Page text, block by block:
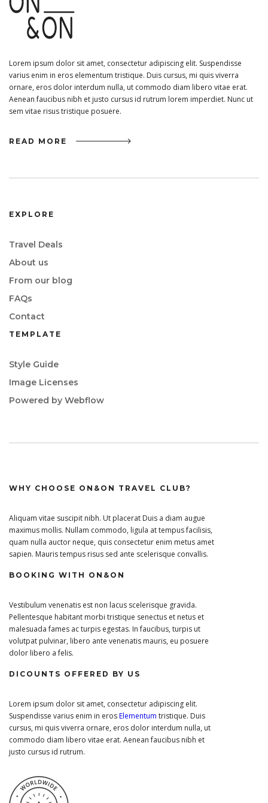
Lorem ipsum dolor sit amet, consectetur adipiscing elit. Suspendisse
varius enim in eros elementum tristique. Duis cursus, mi quis viverra
ornare, eros dolor interdum nulla, ut commodo diam libero vitae erat.
Aenean faucibus nibh et justo cursus id rutrum lorem imperdiet. Nunc ut
sem vitae risus tristique posuere.
READ MORE
EXPLORE
Travel Deals
About us
From our blog
FAQs
Contact
TEMPLATE
Style Guide
Image Licenses
Powered by Webflow
WHY CHOOSE ON&ON TRAVEL CLUB?
Aliquam vitae suscipit nibh. Ut placerat Duis a diam augue
maximus mollis. Nullam commodo, ligula at tempus facilisis,
quam nulla auctor neque, quis consectetur enim metus amet
sapien. Mauris tempus risus sed ante scelerisque convallis.
BOOKING WITH ON&ON
Vestibulum venenatis est non lacus scelerisque gravida.
Pellentesque habitant morbi tristique senectus et netus et
malesuada fames ac turpis egestas. In faucibus, turpis ut
volutpat pulvinar, libero ante venenatis mauris, eu posuere
dolor libero a felis.
DICOUNTS OFFERED BY US
Lorem ipsum dolor sit amet, consectetur adipiscing elit.
Suspendisse varius enim in erosElementum tristique. Duis
cursus, mi quis viverra ornare, eros dolor interdum nulla, ut
commodo diam libero vitae erat. Aenean faucibus nibh et
justo cursus id rutrum.